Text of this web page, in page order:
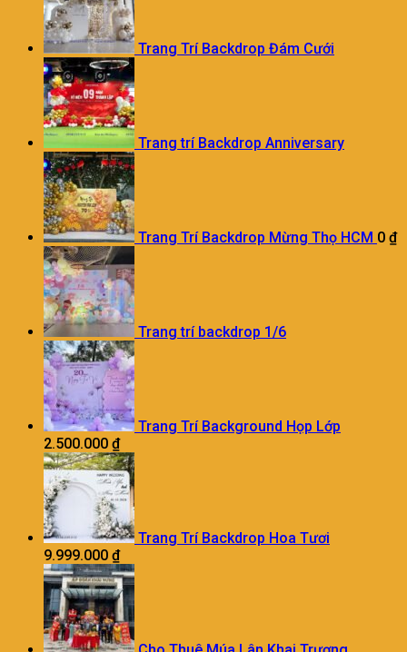
Trang Trí Backdrop Đám Cưới
Trang trí Backdrop Anniversary
Trang Trí Backdrop Mừng Thọ HCM 0 ₫
Trang trí backdrop 1/6
Trang Trí Background Họp Lớp
2.500.000 ₫
Trang Trí Backdrop Hoa Tươi
9.999.000 ₫